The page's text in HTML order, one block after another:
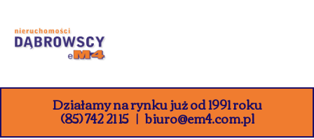
Działamy na rynku już od 1991 roku
(85) 742 21 15 biuro@em4.com.pl